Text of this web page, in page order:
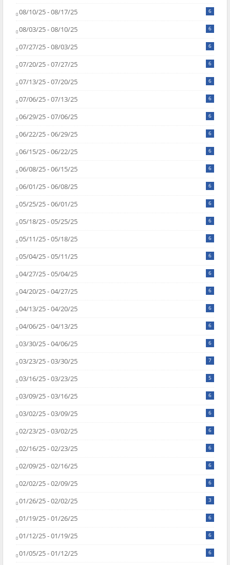
08/10/25 - 08/17/25 6
08/03/25 - 08/10/25 6
07/27/25 - 08/03/25 6
07/20/25 - 07/27/25 6
07/13/25 - 07/20/25 6
07/06/25 - 07/13/25 6
06/29/25 - 07/06/25 6
06/22/25 - 06/29/25 6
06/15/25 - 06/22/25 6
06/08/25 - 06/15/25 6
06/01/25 - 06/08/25 6
05/25/25 - 06/01/25 6
05/18/25 - 05/25/25 6
05/11/25 - 05/18/25 6
05/04/25 - 05/11/25 6
04/27/25 - 05/04/25 6
04/20/25 - 04/27/25 6
04/13/25 - 04/20/25 6
04/06/25 - 04/13/25 6
03/30/25 - 04/06/25 6
03/23/25 - 03/30/25 7
03/16/25 - 03/23/25 5
03/09/25 - 03/16/25 6
03/02/25 - 03/09/25 6
02/23/25 - 03/02/25 6
02/16/25 - 02/23/25 6
02/09/25 - 02/16/25 6
02/02/25 - 02/09/25 6
01/26/25 - 02/02/25 3
01/19/25 - 01/26/25 6
01/12/25 - 01/19/25 6
01/05/25 - 01/12/25 6